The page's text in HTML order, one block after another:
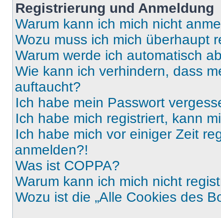
Registrierung und Anmeldung
Warum kann ich mich nicht
Wozu muss ich mich überhaupt
Warum werde ich automatisch
Wie kann ich verhindern, dass
auftaucht?
Ich habe mein Passwort
Ich habe mich registriert, kann
Ich habe mich vor einiger Zeit
anmelden?!
Was ist COPPA?
Warum kann ich mich nicht
Wozu ist die „Alle Cookies des